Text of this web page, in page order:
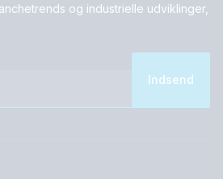
og industrielle udviklinger,